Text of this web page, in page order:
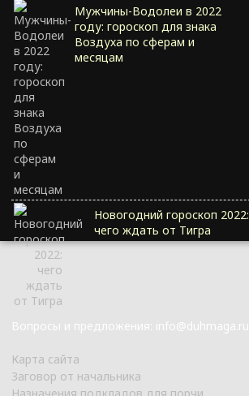
Мужчины-Водолеи в 2022
году: гороскоп для знака
Воздуха по сферам и
месяцам
Новогодний гороскоп 2022:
чего ждать от Тигра
Вопросы и предложения: info@duhmaga.ru
Карта сайта
Заговор от начальника